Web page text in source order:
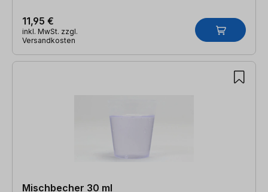
11,95 €
inkl. MwSt. zzgl.
Versandkosten
Mischbecher 30 ml